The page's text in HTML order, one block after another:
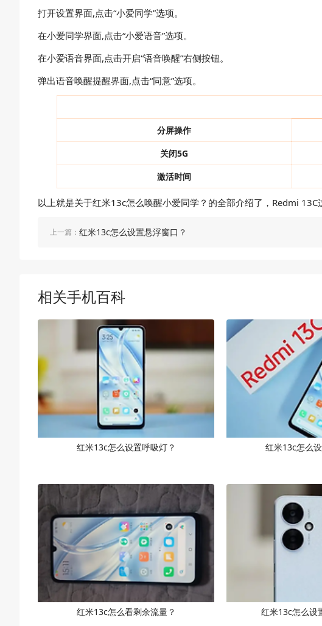
打开设置界面,点击“小爱同学”选项。
在小爱同学界面,点击“小爱语音”选项。
在小爱语音界面,点击开启“语音唤醒”右侧按钮。
弹出语音唤醒提醒界面,点击“同意”选项。
分屏操作
关闭5G
激活时间
以上就是关于红米13c怎么唤醒小爱同学？的全部介绍了，Redmi
上一篇： 红米13c怎么设置悬浮窗口？
相关手机百科
红米13c怎么设置呼吸灯？ 红米13c怎么
红米13c怎么看剩余流量？ 红米13c怎么设